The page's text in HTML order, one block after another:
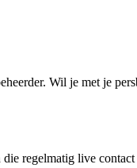
Wil je met je
regelmatig live